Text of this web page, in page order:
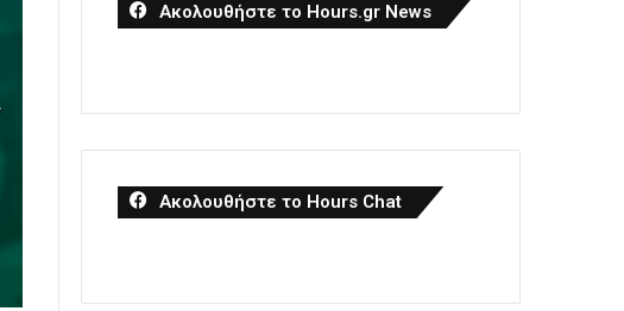
Ακολουθήστε το Hours.gr News
Ακολουθήστε το Hours Chat